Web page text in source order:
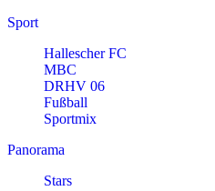
Sport
Hallescher FC
MBC
DRHV 06
Fußball
Sportmix
Panorama
Stars